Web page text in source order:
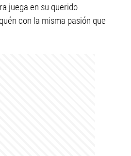
juega en su querido
con la misma pasión que